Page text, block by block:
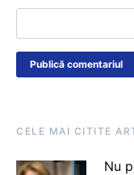
CELE MAI CITITE
Nu